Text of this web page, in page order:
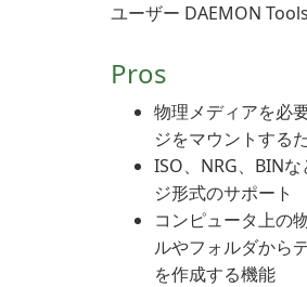
ユーザー DAEMON
Pros
物理メディアを必
ジをマウントする
ISO、NRG、BIN
ジ形式のサポート
コンピュータ上の
ルやフォルダから
を作成する機能